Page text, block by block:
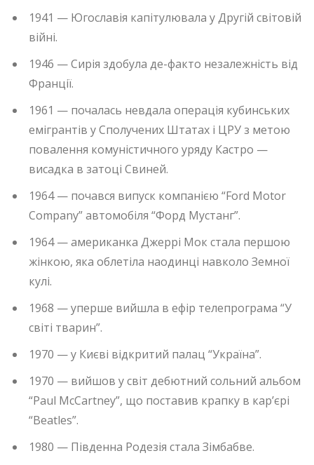
1941 — Югославія капітулювала у Другій світовій
війні.
1946 — Сирія здобула де-факто незалежність від
Франції.
1961 — почалась невдала операція кубинських
емігрантів у Сполучених Штатах і ЦРУ з метою
повалення комуністичного уряду Кастро —
висадка в затоці Свиней.
1964 — почався випуск компанією “Ford Motor
Company” автомобіля “Форд Мустанг”.
1964 — американка Джеррі Мок стала першою
жінкою, яка облетіла наодинці навколо Земної
кулі.
1968 — уперше вийшла в ефір телепрограма “У
світі тварин”.
1970 — у Києві відкритий палац “Україна”.
1970 — вийшов у світ дебютний сольний альбом
“Paul McCartney”, що поставив крапку в кар’єрі
“Beatles”.
1980 — Південна Родезія стала Зімбабве.